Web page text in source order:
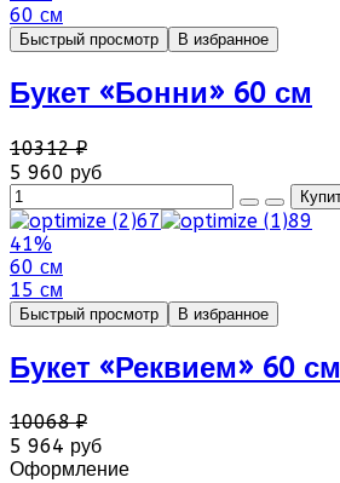
60 см
Быстрый просмотр В избранное
Букет «Бонни» 60 см
10312 ₽
5 960 руб
41%
60 см
15 см
Быстрый просмотр В избранное
Букет «Реквием» 60 см
10068 ₽
5 964 руб
Оформление